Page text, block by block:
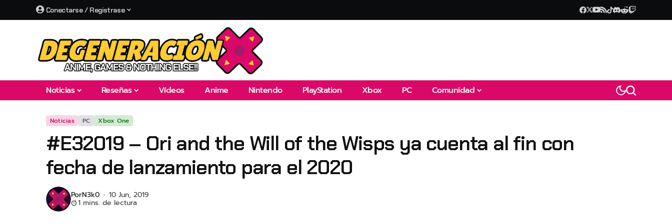
Conectarse / Registrase
Noticias Reseñas Vídeos Anime Nintendo PlayStation Xbox PC Comunidad
Noticias PC Xbox One
#E32019 – Ori and the Will of the Wisps ya cuenta al fin con
fecha de lanzamiento para el 2020
PorN3k0 10 Jun, 2019
1 mins. de lectura